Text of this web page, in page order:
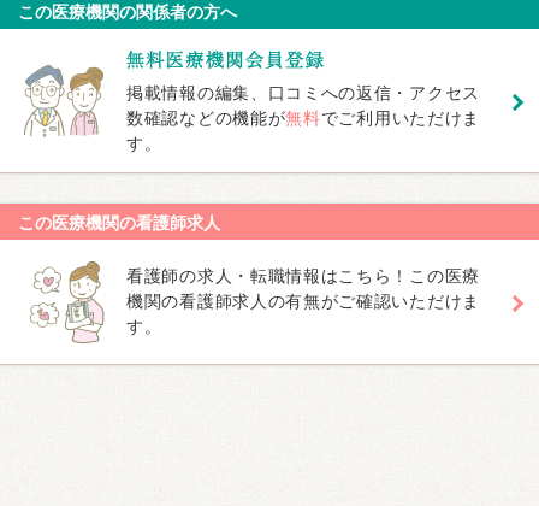
この医療機関の関係者の方へ
掲載情報の編集、口コミへの返信・アクセス
数確認などの機能が無料でご利用いただけま
す。
この医療機関の看護師求人
看護師の求人・転職情報はこちら！この医療
機関の看護師求人の有無がご確認いただけま
す。